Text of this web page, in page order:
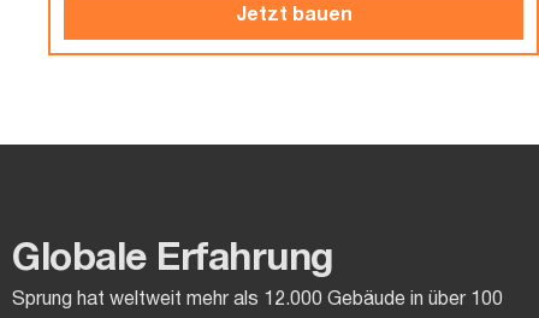
Jetzt bauen
Globale Erfahrung
Sprung hat weltweit mehr als 12.000 Gebäude in über 100